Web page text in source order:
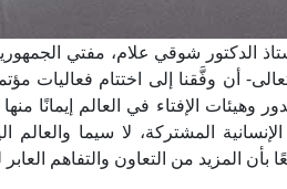
الدكتور شوقي علام، مفتي
أن وفَّقنا إلى اختتام فعاليات
لدور وهيئات الإفتاء في العالم
الإنسانية المشتركة، لا سيما
بأن المزيد من التعاون والتفاهم